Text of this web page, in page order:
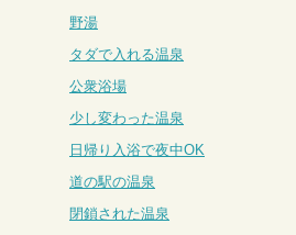
野湯
タダで入れる温泉
公衆浴場
少し変わった温泉
日帰り入浴で夜中OK
道の駅の温泉
閉鎖された温泉